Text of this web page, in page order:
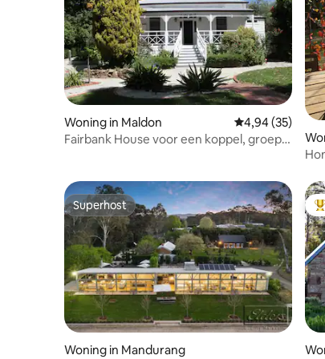
Woning in Maldon Gemiddelde
4,94 (35)
Fairbank House voor een koppel, groep
Superhost
Superhost
Woning in Mandurang